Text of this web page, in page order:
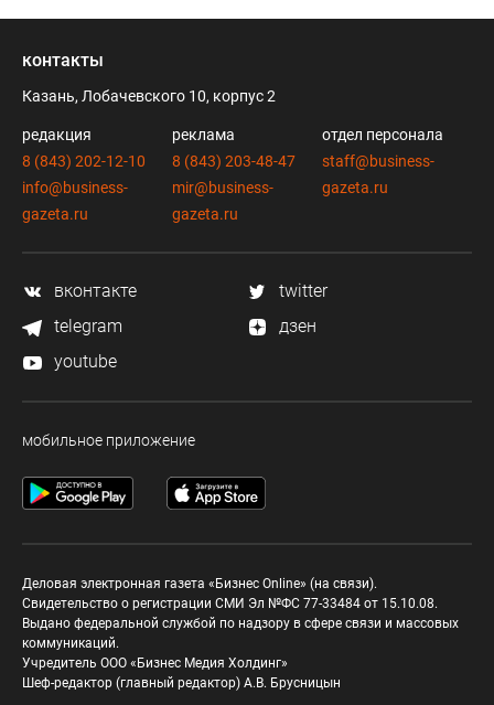
контакты
Казань, Лобачевского 10, корпус 2
редакция
8 (843) 202-12-10
info@business-
gazeta.ru
реклама
8 (843) 203-48-47
mir@business-
gazeta.ru
отдел персонала
staff@business-
gazeta.ru
вконтакте
twitter
telegram
дзен
youtube
мобильное приложение
Деловая электронная газета «Бизнес Online» (на связи).
Свидетельство о регистрации СМИ Эл №ФС 77-33484 от 15.10.08.
Выдано федеральной службой по надзору в сфере связи и массовых
коммуникаций.
Учредитель ООО «Бизнес Медия Холдинг»
Шеф-редактор (главный редактор) А.В. Брусницын